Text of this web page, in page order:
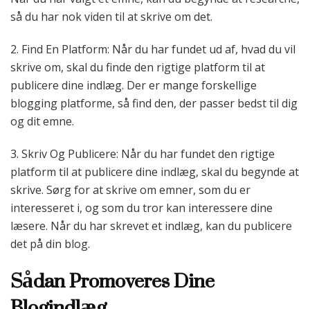
så du har nok viden til at skrive om det.
2. Find En Platform: Når du har fundet ud af, hvad du vil
skrive om, skal du finde den rigtige platform til at
publicere dine indlæg. Der er mange forskellige
blogging platforme, så find den, der passer bedst til dig
og dit emne.
3. Skriv Og Publicere: Når du har fundet den rigtige
platform til at publicere dine indlæg, skal du begynde at
skrive. Sørg for at skrive om emner, som du er
interesseret i, og som du tror kan interessere dine
læsere. Når du har skrevet et indlæg, kan du publicere
det på din blog.
Sådan Promoveres Dine